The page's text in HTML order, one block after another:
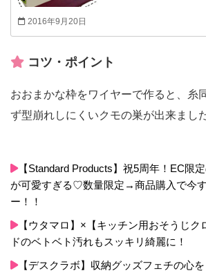
2016年9月20日
コツ・ポイント
おおまかな枠をワイヤーで作ると、糸
ず型崩れしにくいクモの巣が出来まし
【Standard Products】祝5周年！EC限定
が可愛すぎる♡数量限定→商品購入で今
ー！！
【ウタマロ】×【キッチン用おそうじク
ドのベトベト汚れもスッキリ綺麗に！
【デスクラボ】収納グッズフェチの心を